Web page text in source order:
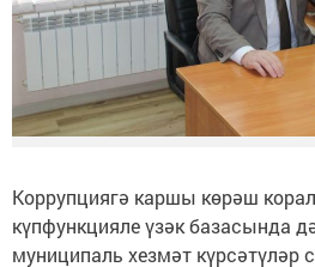
Коррупциягә каршы көрәш
күпфункцияле үзәк базасында
муниципаль хезмәт күрсәтүләр